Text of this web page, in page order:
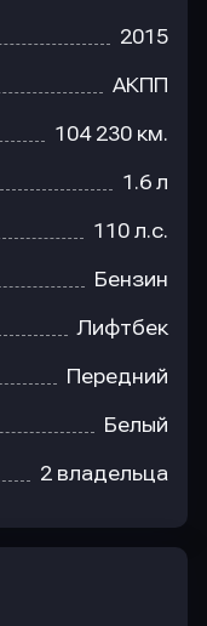
2015
АКПП
104 230 км.
1.6 л
110 л.с.
Бензин
Лифтбек
Передний
Белый
2 владельца